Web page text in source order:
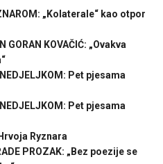
„Kolaterale“ kao otpor
GORAN KOVAČIĆ: „Ovakva
Pet pjesama
Pet pjesama
Ryznara
PROZAK: „Bez poezije se